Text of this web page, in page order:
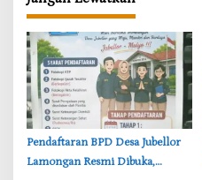
Pendaftaran BPD Desa Jubellor
Lamongan Resmi Dibuka,